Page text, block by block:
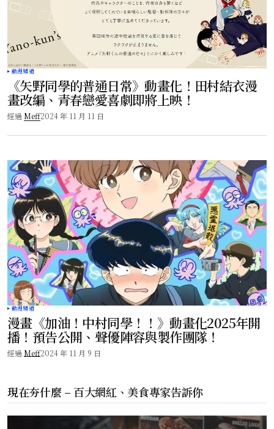
動漫頻道
《矢野同學的普通日常》動畫化！田村結衣漫
畫改編、青春戀愛喜劇即將上映！
經過 Meff2024 年 11 月 11 日
動漫頻道
漫畫《加油！中村同學！！》動畫化2025年開
播！預告公開、聲優陣容與製作團隊！
經過 Meff2024 年 11 月 9 日
現在夯什麼 – 百大網紅、美食專家告訴你